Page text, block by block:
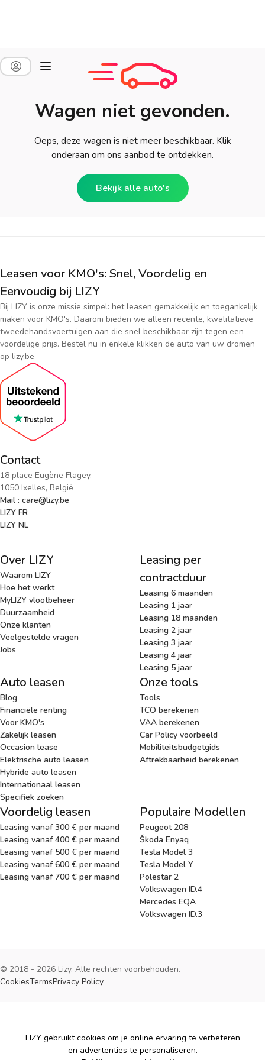
Wagen niet gevonden.
Oeps, deze wagen is niet meer beschikbaar. Klik
onderaan om ons aanbod te ontdekken.
Bekijk alle auto's
Leasen voor KMO's: Snel, Voordelig en
Eenvoudig bij LIZY
Bij LIZY is onze missie simpel: het leasen gemakkelijk en toegankelijk
maken voor KMO's. Daarom bieden we alleen recente, kwalitatieve
tweedehandsvoertuigen aan die snel beschikbaar zijn tegen een
voordelige prijs. Bestel nu in enkele klikken de auto van uw dromen
op lizy.be
Contact
18 place Eugène Flagey,
1050 Ixelles, België
Mail : care@lizy.be
LIZY FR
LIZY NL
Over LIZY
Waarom LIZY
Hoe het werkt
MyLIZY vlootbeheer
Duurzaamheid
Onze klanten
Veelgestelde vragen
Jobs
Leasing per
contractduur
Leasing 6 maanden
Leasing 1 jaar
Leasing 18 maanden
Leasing 2 jaar
Leasing 3 jaar
Leasing 4 jaar
Leasing 5 jaar
Auto leasen
Blog
Financiële renting
Voor KMO's
Zakelijk leasen
Occasion lease
Elektrische auto leasen
Hybride auto leasen
Internationaal leasen
Specifiek zoeken
Onze tools
Tools
TCO berekenen
VAA berekenen
Car Policy voorbeeld
Mobiliteitsbudgetgids
Aftrekbaarheid berekenen
Voordelig leasen
Leasing vanaf 300 € per maand
Leasing vanaf 400 € per maand
Leasing vanaf 500 € per maand
Leasing vanaf 600 € per maand
Leasing vanaf 700 € per maand
Populaire Modellen
Peugeot 208
Škoda Enyaq
Tesla Model 3
Tesla Model Y
Polestar 2
Volkswagen ID.4
Mercedes EQA
Volkswagen ID.3
© 2018 - 2026 Lizy. Alle rechten voorbehouden.
CookiesTermsPrivacy Policy
Cookies
LIZY gebruikt cookies om je online ervaring te verbeteren
en advertenties te personaliseren.